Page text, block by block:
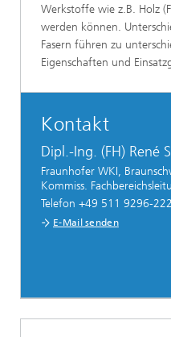
Werkstoffe wie z.B. Holz
werden können.
Fasern führen zu
Eigenschaften und
Kontakt
Dipl.-Ing. (FH) René
Fraunhofer WKI,
Kommiss.
Telefon +49 511 9296-
E-Mail senden